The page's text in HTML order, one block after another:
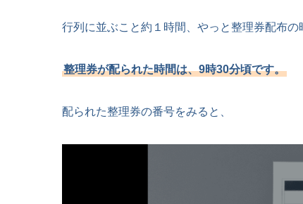
行列に並ぶこと約１時間、やっと整理券配布
整理券が配られた時間は、9時30分頃です。
配られた整理券の番号をみると、